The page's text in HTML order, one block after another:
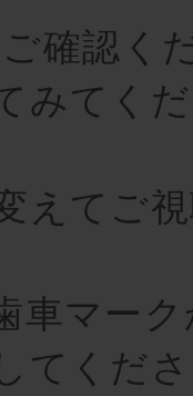
確認く
みてく
えてご
車マー
てくだ